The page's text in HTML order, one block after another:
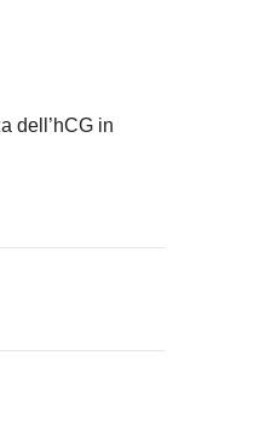
dell’hCG in